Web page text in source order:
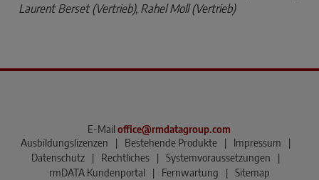
Laurent Berset (Vertrieb), Rahel Moll (Vertrieb)
E-Mailoffice@rmdatagroup.com
Ausbildungslizenzen
| Bestehende Produkte | Impressum
|
Datenschutz
| Rechtliches | Systemvoraussetzungen
|
rmDATA Kundenportal
| Fernwartung |
Sitemap